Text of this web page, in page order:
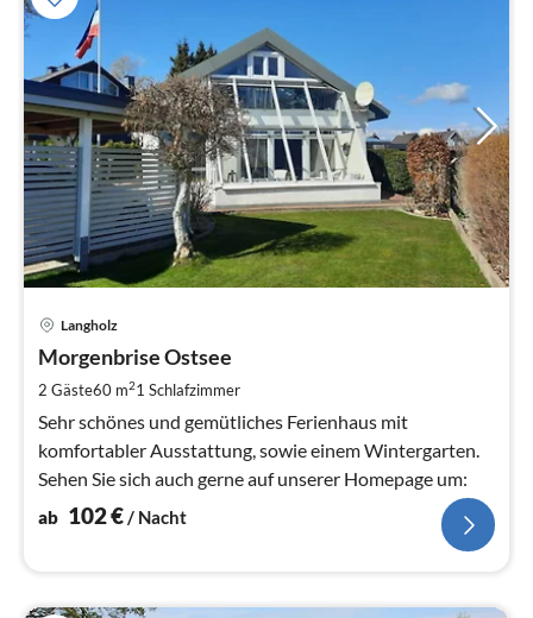
Langholz
Morgenbrise Ostsee
2 Gäste60 m21 Schlafzimmer
Sehr schönes und gemütliches Ferienhaus mit
komfortabler Ausstattung, sowie einem Wintergarten.
Sehen Sie sich auch gerne auf unserer Homepage um:
ab 102€/ Nacht